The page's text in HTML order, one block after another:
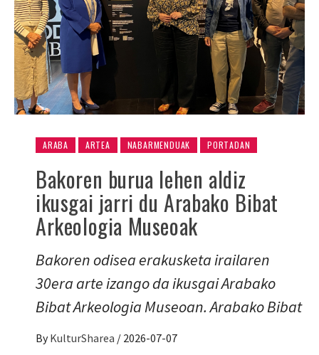
ARABA ARTEA NABARMENDUAK PORTADAN
Bakoren burua lehen aldiz
ikusgai jarri du Arabako Bibat
Arkeologia Museoak
Bakoren odisea erakusketa irailaren
30era arte izango da ikusgai Arabako
Bibat Arkeologia Museoan. Arabako Bibat
By KulturSharea / 2026-07-07